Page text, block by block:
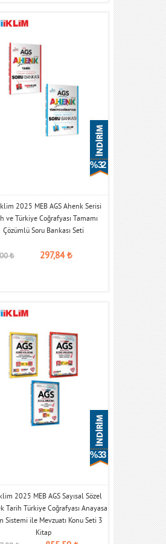
% 32
2025 MEB AGS Ahenk Serisi
ve Türkiye Coğrafyası Tamamı
Çözümlü Soru Bankası Seti
₺ 297,84₺
% 33
2025 MEB AGS Sayısal Sözel
Tarih Türkiye Coğrafyası Anayasa
Sistemi ile Mevzuatı Konu Seti 3
Kitap